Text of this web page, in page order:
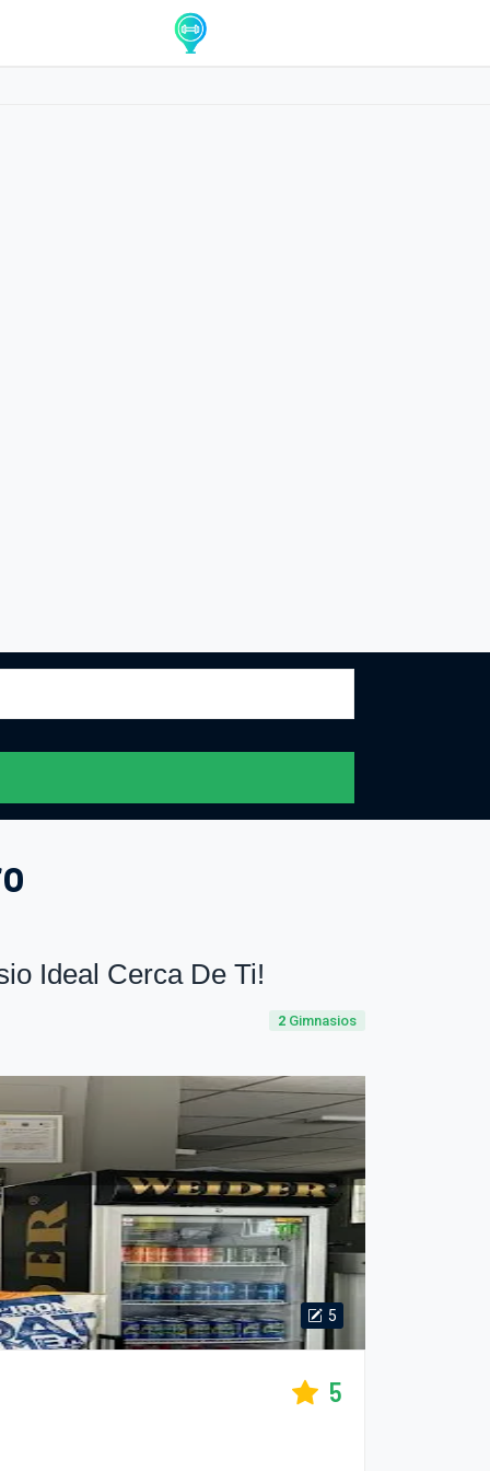
Ideal Cerca De Ti!
2 Gimnasios
5
5